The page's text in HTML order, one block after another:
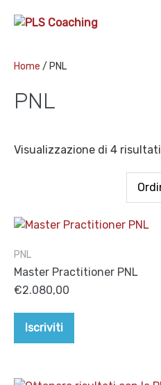
Home / PNL
PNL
Visualizzazione di 4 risultati
PNL
Master Practitioner PNL
€2.080,00
Iscriviti